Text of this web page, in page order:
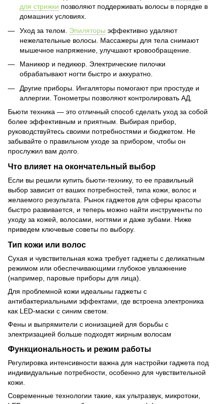
для стрижки позволяют поддерживать волосы в порядке в
домашних условиях.
Уход за телом. Эпиляторы эффективно удаляют
нежелательные волосы. Массажеры для тела снимают
мышечное напряжение, улучшают кровообращение.
Маникюр и педикюр. Электрические пилочки
обрабатывают ногти быстро и аккуратно.
Другие приборы. Ингаляторы помогают при простуде и
аллергии. Тонометры позволяют контролировать АД.
Бьюти техника — это отличный способ сделать уход за собой
более эффективным и приятным. Выбирая прибор,
руководствуйтесь своими потребностями и бюджетом. Не
забывайте о правильном уходе за прибором, чтобы он
прослужил вам долго.
Что влияет на окончательный выбор
Если вы решили купить бьюти-технику, то ее правильный
выбор зависит от ваших потребностей, типа кожи, волос и
желаемого результата. Рынок гаджетов для сферы красоты
быстро развивается, и теперь можно найти инструменты по
уходу за кожей, волосами, ногтями и даже зубами. Ниже
приведем ключевые советы по выбору.
Тип кожи или волос
Сухая и чувствительная кожа требует гаджеты с деликатным
режимом или обеспечивающими глубокое увлажнение
(например, паровые приборы для лица).
Для проблемной кожи идеальны гаджеты с
антибактериальными эффектами, где встроена электроника
как LED-маски с синим светом.
Фены и выпрямители с ионизацией для борьбы с
электризацией больше подходят жирным волосам
Функциональность и режим работы
Регулировка интенсивности важна для настройки гаджета под
индивидуальные потребности, особенно для чувствительной
кожи.
Современные технологии такие, как ультразвук, микротоки,